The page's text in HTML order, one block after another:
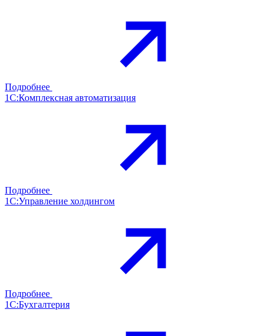
Подробнее
1С:Комплексная автоматизация
Подробнее
1С:Управление холдингом
Подробнее
1С:Бухгалтерия